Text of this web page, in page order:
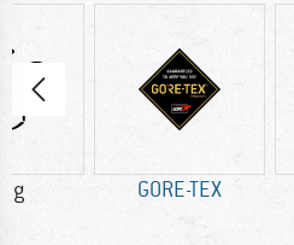
g GORE-TEX